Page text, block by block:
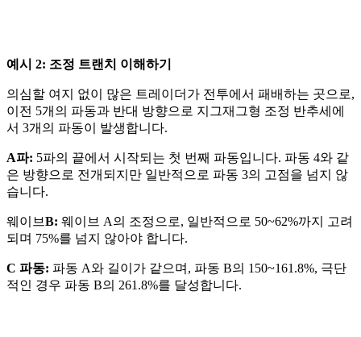
예시 2: 조정 트랜치 이해하기
의심할 여지 없이 많은 트레이더가 전투에서 패배하는 곳으로,
이전 5개의 파동과 반대 방향으로 지그재그형 조정 반추세에
서 3개의 파동이 발생합니다.
A파: 5파의 끝에서 시작되는 첫 번째 파동입니다. 파동 4와 같
은 방향으로 전개되지만 일반적으로 파동 3의 고점을 넘지 않
습니다.
웨이브B: 웨이브 A의 조정으로, 일반적으로 50~62%까지 고려
되며 75%를 넘지 않아야 합니다.
C 파동: 파동 A와 길이가 같으며, 파동 B의 150~161.8%, 극단
적인 경우 파동 B의 261.8%를 달성합니다.